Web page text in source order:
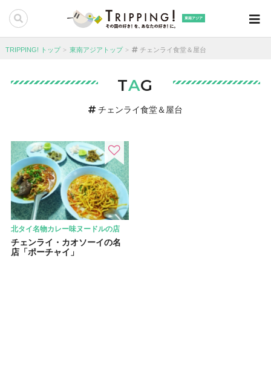
東南アジア
TRIPPING! トップ 東南アジアトップ チェンライ食堂＆屋台
TAG
チェンライ食堂＆屋台
北タイ名物カレー味ヌードルの店
チェンライ・カオソーイの名
店「ポーチャイ」